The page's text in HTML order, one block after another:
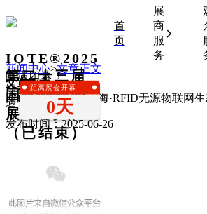
IOTE®2025
第二十三届
国际物联网
展•上海站
（已结束）
圆满闭幕！
期待下一次相
遇！
距离展会开幕
0天
首
页
展
商
服
务
新闻中心>文章正文
文章正文
回顾 | IOTE 2025上海·RFID无源物联网
发布时间：2025-06-26